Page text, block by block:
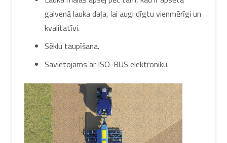
galvenā lauka daļa, lai augi dīgtu vienmērīgi un
kvalitatīvi.
Sēklu taupīšana.
Savietojams ar ISO-BUS elektroniku.